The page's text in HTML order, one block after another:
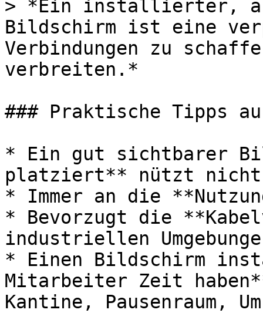
> *Ein installierter,
Bildschirm ist eine
Verbindungen zu
verbreiten.*
### Praktische Tipps
* Ein gut sichtbarer
platziert** nützt
* Immer an die
* Bevorzugt die
industriellen
* Einen Bildschirm
Mitarbeiter Zeit
Kantine, Pausenraum,